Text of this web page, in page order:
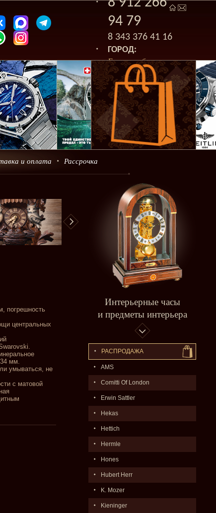
94 79
8 343 376 41 16
ГОРОД:
Екатеринбург
и оплата Рассрочка
Интерьерные часы
и предметы интерьера
РАСПPОДАЖA
AMS
Comitti Of London
Erwin Sattler
Hekas
Hettich
Hermle
Hones
Hubert Herr
K. Mozer
Kieninger
погрешность
центральных
мм.
умываться, не
с матовой